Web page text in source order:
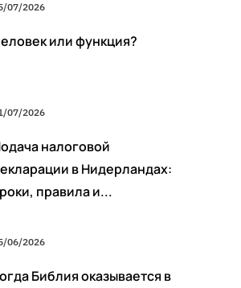
07/2026
или функция?
07/2026
налоговой
в Нидерландах:
правила и...
06/2026
Библия оказывается в